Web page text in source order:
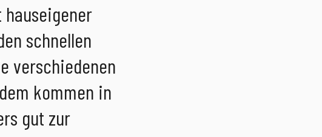
schnellen
verschiedenen
kommen in
gut zur